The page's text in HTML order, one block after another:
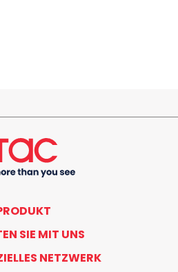
SIE MIT UNS
NETZWERK